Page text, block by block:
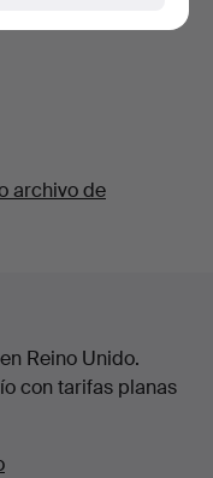
archivo de
Reino Unido.
con tarifas planas